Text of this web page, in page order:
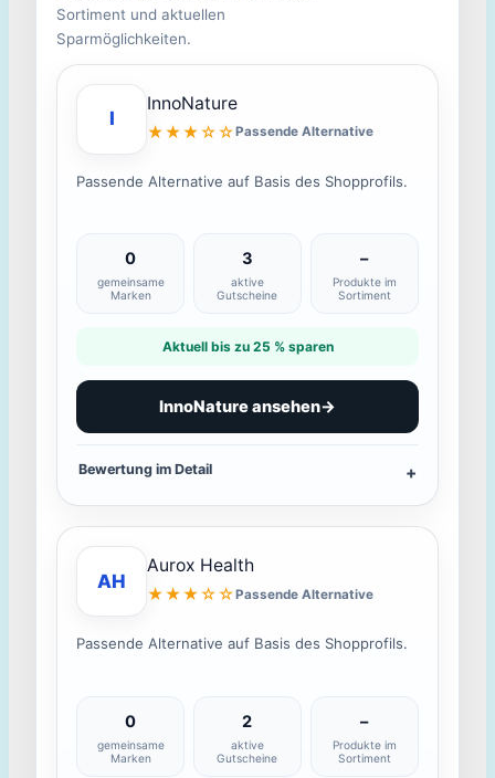
Sortiment und aktuellen
Sparmöglichkeiten.
I
InnoNature
★★★☆☆Passende Alternative
Passende Alternative auf Basis des Shopprofils.
0
gemeinsame
Marken
3
aktive
Gutscheine
–
Produkte im
Sortiment
Aktuell bis zu 25 % sparen
InnoNature ansehen→
Bewertung im Detail
AH
Aurox Health
★★★☆☆Passende Alternative
Passende Alternative auf Basis des Shopprofils.
0
gemeinsame
Marken
2
aktive
Gutscheine
–
Produkte im
Sortiment